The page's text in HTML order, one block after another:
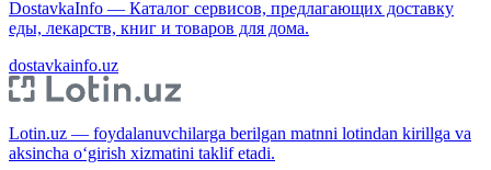
DostavkaInfo — Каталог сервисов, предлагающих доставку
еды, лекарств, книг и товаров для дома.
dostavkainfo.uz
Lotin.uz — foydalanuvchilarga berilgan matnni lotindan kirillga va
aksincha o‘girish xizmatini taklif etadi.